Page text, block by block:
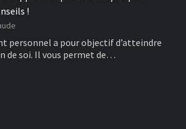
!
personnel a pour objectif d’atteindre
de soi. Il vous permet de…